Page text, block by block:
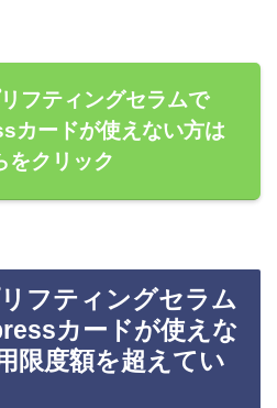
フティングセラムで
ードが使えない方は
をクリック
フティングセラム
カードが使えな
限度額を超えてい